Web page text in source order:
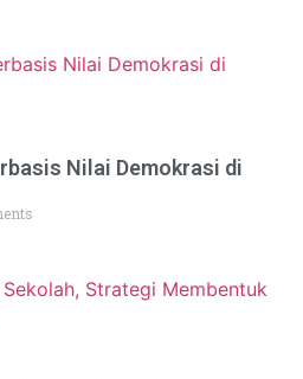
Nilai Demokrasi di